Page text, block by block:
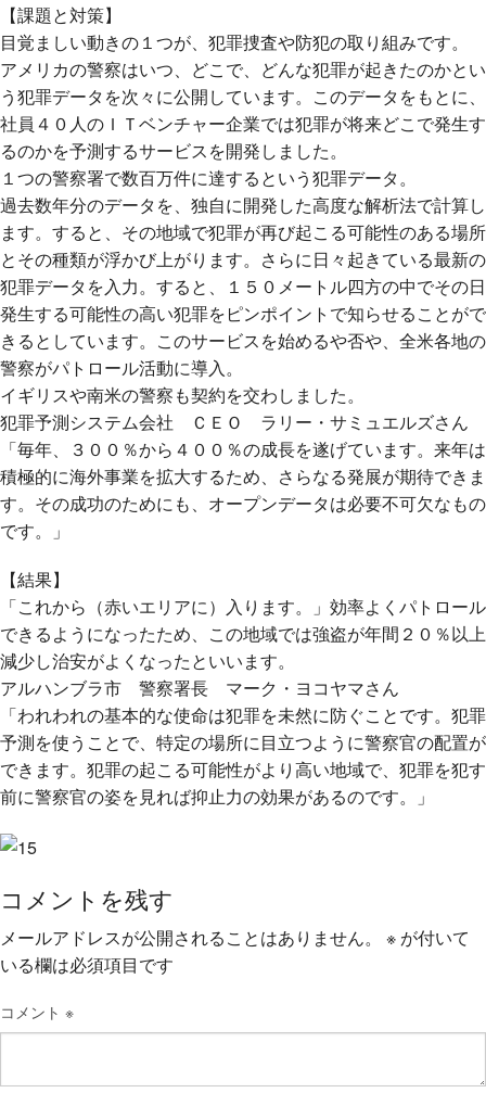
【課題と対策】
目覚ましい動きの１つが、犯罪捜査や防犯の取り組みです。
アメリカの警察はいつ、どこで、どんな犯罪が起きたのかとい
う犯罪データを次々に公開しています。このデータをもとに、
社員４０人のＩＴベンチャー企業では犯罪が将来どこで発生す
るのかを予測するサービスを開発しました。
１つの警察署で数百万件に達するという犯罪データ。
過去数年分のデータを、独自に開発した高度な解析法で計算し
ます。すると、その地域で犯罪が再び起こる可能性のある場所
とその種類が浮かび上がります。さらに日々起きている最新の
犯罪データを入力。すると、１５０メートル四方の中でその日
発生する可能性の高い犯罪をピンポイントで知らせることがで
きるとしています。このサービスを始めるや否や、全米各地の
警察がパトロール活動に導入。
イギリスや南米の警察も契約を交わしました。
犯罪予測システム会社 ＣＥＯ ラリー・サミュエルズさん
「毎年、３００％から４００％の成長を遂げています。来年は
積極的に海外事業を拡大するため、さらなる発展が期待できま
す。その成功のためにも、オープンデータは必要不可欠なもの
です。」
【結果】
「これから（赤いエリアに）入ります。」効率よくパトロール
できるようになったため、この地域では強盗が年間２０％以上
減少し治安がよくなったといいます。
アルハンブラ市 警察署長 マーク・ヨコヤマさん
「われわれの基本的な使命は犯罪を未然に防ぐことです。犯罪
予測を使うことで、特定の場所に目立つように警察官の配置が
できます。犯罪の起こる可能性がより高い地域で、犯罪を犯す
前に警察官の姿を見れば抑止力の効果があるのです。」
コメントを残す
メールアドレスが公開されることはありません。 ※ が付いて
いる欄は必須項目です
コメント ※